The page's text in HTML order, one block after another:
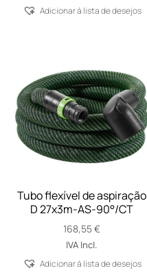
Adicionar á lista de desejos
Tubo flexível de aspiração
D 27x3m-AS-90°/CT
168,55€
IVA Incl.
Adicionar á lista de desejos